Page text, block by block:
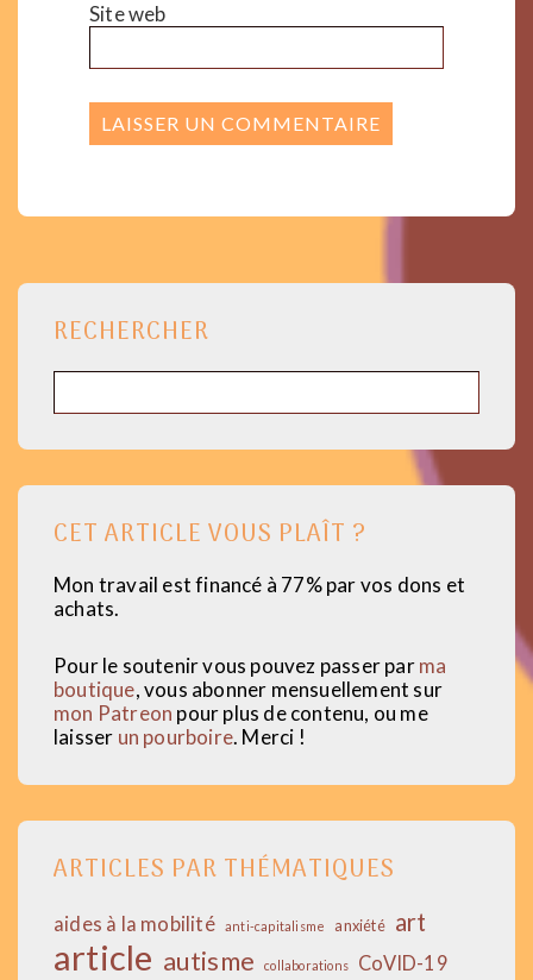
Site web
RECHERCHER
CET ARTICLE VOUS PLAÎT ?
Mon travail est financé à 77% par vos dons et
achats.
Pour le soutenir vous pouvez passer parma
boutique, vous abonner mensuellement sur
mon Patreon pour plus de contenu, ou me
laisser un pourboire. Merci !
ARTICLES PAR THÉMATIQUES
aides à la mobilité anti-capitalisme anxiété art
article autisme collaborations CoVID-19